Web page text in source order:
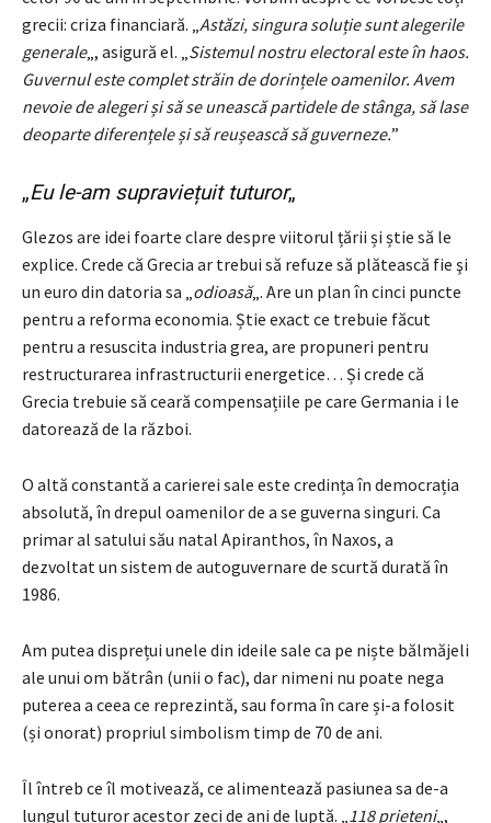
grecii: criza financiară. „ Astăzi, singura soluție sunt alegerile
generale„, asigură el. „ Sistemul nostru electoral este în haos.
Guvernul este complet străin de dorințele oamenilor. Avem
nevoie de alegeri și să se unească partidele de stânga, să lase
deoparte diferențele și să reușească să guverneze.”
„Eu le-am supraviețuit tuturor„
Glezos are idei foarte clare despre viitorul țării și știe să le
explice. Crede că Grecia ar trebui să refuze să plătească fie şi
un euro din datoria sa „ odioasă„. Are un plan în cinci puncte
pentru a reforma economia. Știe exact ce trebuie făcut
pentru a resuscita industria grea, are propuneri pentru
restructurarea infrastructurii energetice… Și crede că
Grecia trebuie să ceară compensațiile pe care Germania i le
datorează de la război.
O altă constantă a carierei sale este credința în democrația
absolută, în drepul oamenilor de a se guverna singuri. Ca
primar al satului său natal Apiranthos, în Naxos, a
dezvoltat un sistem de autoguvernare de scurtă durată în
1986.
Am putea disprețui unele din ideile sale ca pe niște bălmăjeli
ale unui om bătrân (unii o fac), dar nimeni nu poate nega
puterea a ceea ce reprezintă, sau forma în care și-a folosit
(și onorat) propriul simbolism timp de 70 de ani.
Îl întreb ce îl motivează, ce alimentează pasiunea sa de-a
lungul tuturor acestor zeci de ani de luptă. „
118 prieteni„,